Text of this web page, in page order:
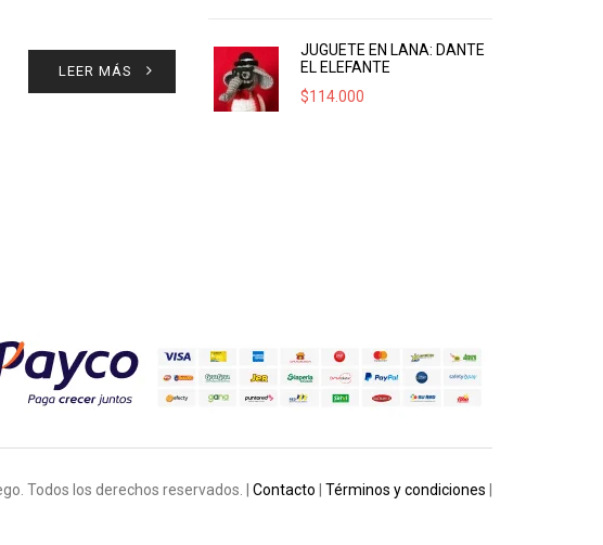
LEER MÁS
JUGUETE EN LANA: DANTE
EL ELEFANTE
$114.000
Todos los derechos reservados. | Contacto Términos y condiciones